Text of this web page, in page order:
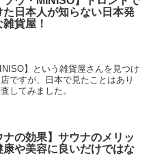
た日本人が知らない日本発
貨屋！
】という雑貨屋さんを見つけ
ですが、日本で見たことはあり
してみました。
ナの効果】サウナのメリッ
康や美容に良いだけではな